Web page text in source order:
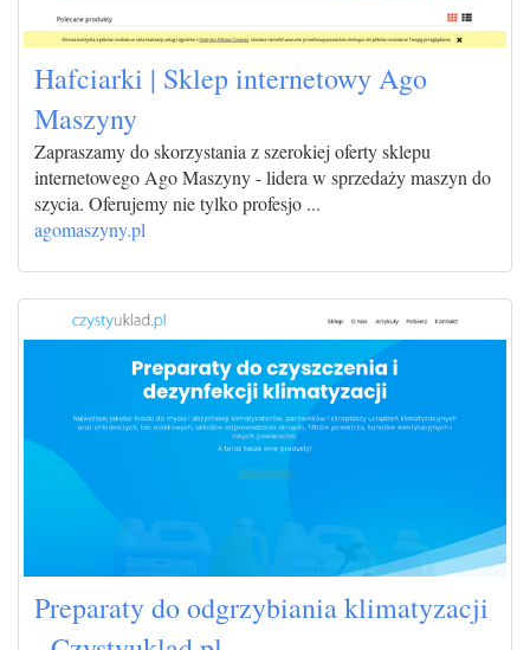
Hafciarki | Sklep internetowy Ago
Maszyny
Zapraszamy do skorzystania z szerokiej oferty sklepu
internetowego Ago Maszyny - lidera w sprzedaży maszyn do
szycia. Oferujemy nie tylko profesjo ...
agomaszyny.pl
Preparaty do odgrzybiania klimatyzacji